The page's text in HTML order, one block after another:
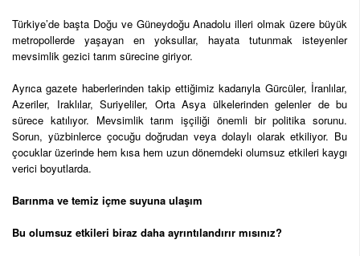
Türkiye’de başta Doğu ve Güneydoğu Anadolu illeri olmak üzere büyük
metropollerde yaşayan en yoksullar, hayata tutunmak isteyenler
mevsimlik gezici tarım sürecine giriyor.
Ayrıca gazete haberlerinden takip ettiğimiz kadarıyla Gürcüler, İranlılar,
Azeriler, Iraklılar, Suriyeliler, Orta Asya ülkelerinden gelenler de bu
sürece katılıyor. Mevsimlik tarım işçiliği önemli bir politika sorunu.
Sorun, yüzbinlerce çocuğu doğrudan veya dolaylı olarak etkiliyor. Bu
çocuklar üzerinde hem kısa hem uzun dönemdeki olumsuz etkileri kaygı
verici boyutlarda.
Barınma ve temiz içme suyuna ulaşım
Bu olumsuz etkileri biraz daha ayrıntılandırır mısınız?